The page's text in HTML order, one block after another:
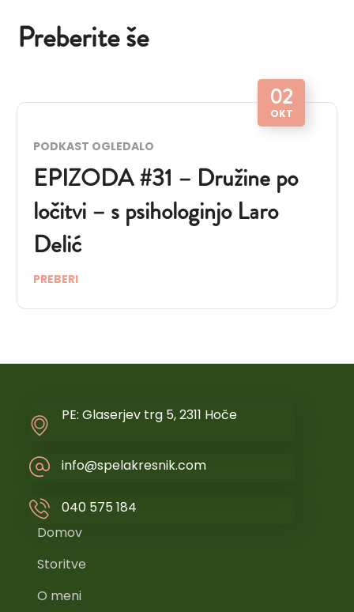
Preberite še
02
OKT
PODKAST OGLEDALO
EPIZODA #31 – Družine po
ločitvi – s psihologinjo Laro
Delić
PREBERI
PE: Glaserjev trg 5, 2311 Hoče
info@spelakresnik.com
040 575 184
Domov
Storitve
O meni